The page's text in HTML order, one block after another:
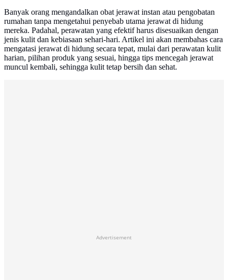
Banyak orang mengandalkan obat jerawat instan atau pengobatan
rumahan tanpa mengetahui penyebab utama jerawat di hidung
mereka. Padahal, perawatan yang efektif harus disesuaikan dengan
jenis kulit dan kebiasaan sehari-hari. Artikel ini akan membahas cara
mengatasi jerawat di hidung secara tepat, mulai dari perawatan kulit
harian, pilihan produk yang sesuai, hingga tips mencegah jerawat
muncul kembali, sehingga kulit tetap bersih dan sehat.
Advertisement